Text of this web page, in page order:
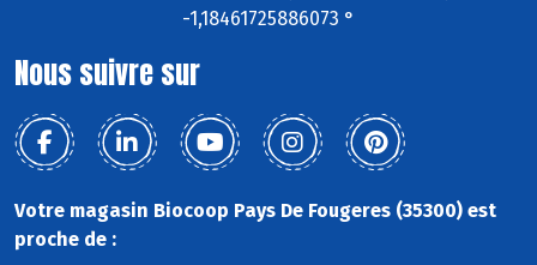
-1,18461725886073 °
Nous suivre sur
Votre magasin Biocoop Pays De Fougeres (35300) est
proche de :